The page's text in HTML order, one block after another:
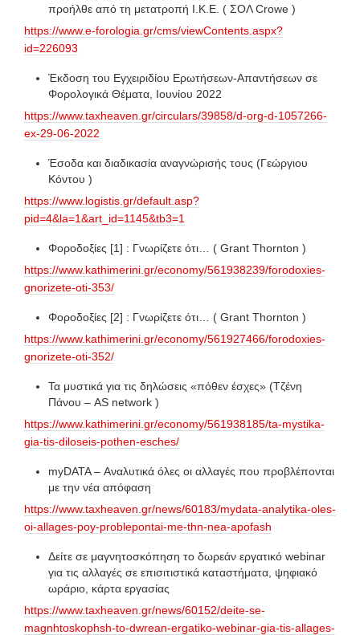
προήλθε από τη μετατροπή Ι.Κ.Ε. ( ΣΟΛ Crowe )
https://www.e-forologia.gr/cms/viewContents.aspx?
id=226093
Έκδοση του Εγχειριδίου Ερωτήσεων-Απαντήσεων σε
Φορολογικά Θέματα, Ιουνίου 2022
https://www.taxheaven.gr/circulars/39858/d-org-d-1057266-
ex-29-06-2022
Έσοδα και διαδικασία αναγνώρισής τους (Γεώργιου
Κόντου )
https://www.logistis.gr/default.asp?
pid=4&la=1&art_id=1145&tb3=1
Φοροδοξίες [1] : Γνωρίζετε ότι… ( Grant Thornton )
https://www.kathimerini.gr/economy/561938239/forodoxies-
gnorizete-oti-353/
Φοροδοξίες [2] : Γνωρίζετε ότι… ( Grant Thornton )
https://www.kathimerini.gr/economy/561927466/forodoxies-
gnorizete-oti-352/
Τα μυστικά για τις δηλώσεις «πόθεν έσχες» (Τζένη
Πάνου – AS network )
https://www.kathimerini.gr/economy/561938185/ta-mystika-
gia-tis-diloseis-pothen-esches/
myDATA – Αναλυτικά όλες οι αλλαγές που προβλέπονται
με την νέα απόφαση
https://www.taxheaven.gr/news/60183/mydata-analytika-oles-
oi-allages-poy-problepontai-me-thn-nea-apofash
Δείτε σε μαγνητοσκόπηση το δωρεάν εργατικό webinar
για τις αλλαγές σε επισιτιστικά καταστήματα, ψηφιακό
ωράριο, κάρτα εργασίας
https://www.taxheaven.gr/news/60152/deite-se-
magnhtoskophsh-to-dwrean-ergatiko-webinar-gia-tis-allages-